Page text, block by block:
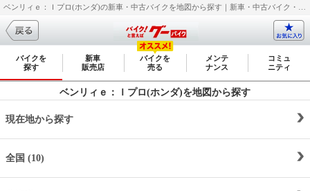
バイクを
探す
新車
販売店
バイクを
売る
メンテ
ナンス
コミュ
ニティ
ベンリィｅ：Ｉプロ(ホンダ)を地図から探す
現在地から探す
全国 (10)